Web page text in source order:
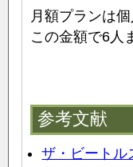
月額プランは
この金額で6人
参考文献
ザ・ビートル